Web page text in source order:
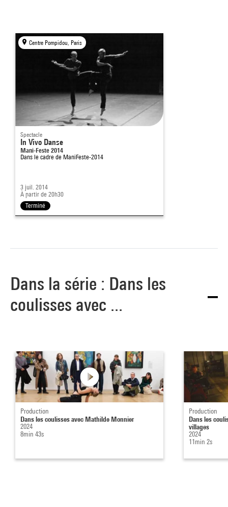
Centre Pompidou, Paris
Spectacle
In Vivo Danse
Mani-Feste 2014
Dans le cadre de ManiFeste-2014
3 juil. 2014
À partir de 20h30
Terminé
Dans la série : Dans les
coulisses avec ...
Production
Dans les coulisses avec Mathilde Monnier
2024
8min 43s
Production
Dans les
villages
2024
11min 2s